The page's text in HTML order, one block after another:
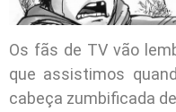
Os fãs de TV vão
que assistimos
cabeça zumbificada